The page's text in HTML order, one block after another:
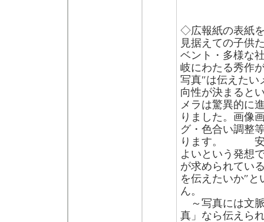
◇広報紙の表紙
見据えての子供
ベント・多様な
岐にわたる秀作
写真″は伝えたい
向性が決まると
メラは驚異的に
りました。画像
グ・色合い調整
ります。 安易
よいという発想
が求められてい
を伝えたいか″
ん。
～写真には文
真」なら伝えら